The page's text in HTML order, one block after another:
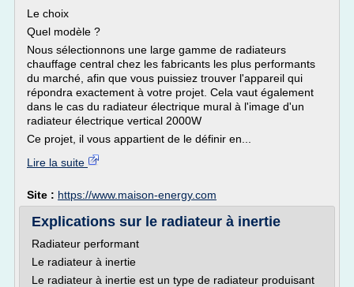
Le choix
Quel modèle ?
Nous sélectionnons une large gamme de radiateurs
chauffage central chez les fabricants les plus performants
du marché, afin que vous puissiez trouver l'appareil qui
répondra exactement à votre projet. Cela vaut également
dans le cas du radiateur électrique mural à l'image d'un
radiateur électrique vertical 2000W
Ce projet, il vous appartient de le définir en...
Lire la suite
Site : https://www.maison-energy.com
Explications sur le radiateur à inertie
Radiateur performant
Le radiateur à inertie
Le radiateur à inertie est un type de radiateur produisant